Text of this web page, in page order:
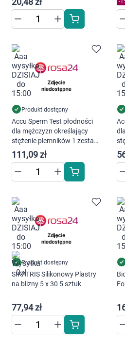
Korzystamy z plików
dostosowania zawartości
preferencji. Więcej
naszej
polityce
warunki przechowywania
cookies poprzez kliknięcie
ustawienia wszystkich
-
Produkt dostępny
Accu Sperm Test płodności
dla mężczyzn określający
stężenie plemników 1 zestaw
Wielopak × 2
111,09 zł
Produkt dostępny
SIKATRIS Silikonowy Plastry
na blizny 5 x 30 5 sztuk
77,94 zł